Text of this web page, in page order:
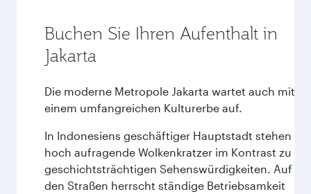
Buchen Sie Ihren Aufenthalt in
Jakarta
Die moderne Metropole Jakarta wartet auch mit
einem umfangreichen Kulturerbe auf.
In Indonesiens geschäftiger Hauptstadt stehen
hoch aufragende Wolkenkratzer im Kontrast zu
geschichtsträchtigen Sehenswürdigkeiten. Auf
den Straßen herrscht ständige Betriebsamkeit